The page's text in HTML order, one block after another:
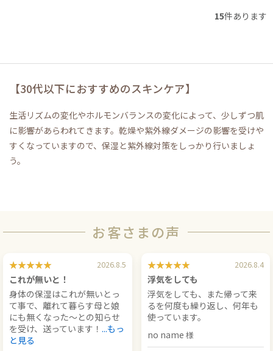
15件あります
【30代以下におすすめのスキンケア】
生活リズムの変化やホルモンバランスの変化によって、少しずつ肌
に影響があらわれてきます。乾燥や紫外線ダメージの影響を受けや
すくなっていますので、保湿と紫外線対策をしっかり行いましょ
う。
お客さまの声
2026.8.5
これが無いと！
身体の保湿はこれが無いとっ
て事で、離れて暮らす母と娘
にも無くなった〜との知らせ
を受け、送っています！ ...もっ
と見る
2026.8.4
浮気をしても
浮気をしても、また帰って来
るを何度も繰り返し、何年も
使っています。
no name